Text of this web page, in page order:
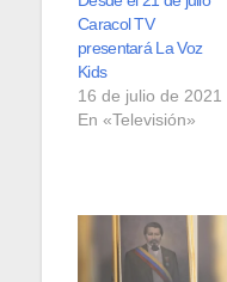
Caracol TV
presentará La Voz
Kids
16 de julio de 2021
En «Televisión»